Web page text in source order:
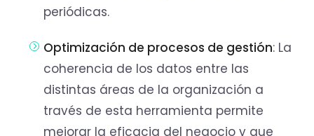
periódicas.
Optimización de procesos de gestión: La
coherencia de los datos entre las
distintas áreas de la organización a
través de esta herramienta permite
mejorar la eficacia del negocio y que